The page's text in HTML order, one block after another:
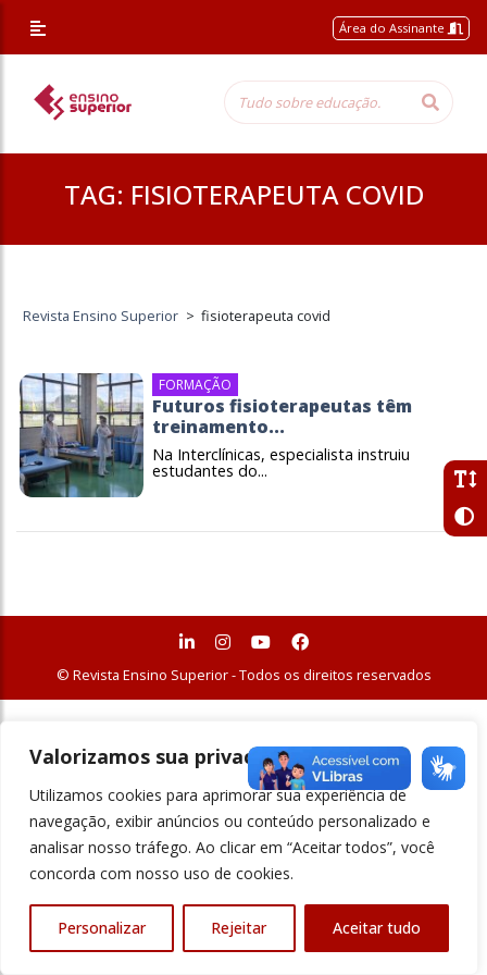
Valorizamos sua privacidade
Utilizamos cookies para aprimorar sua experiência de
navegação, exibir anúncios ou conteúdo personalizado e
analisar nosso tráfego. Ao clicar em “Aceitar todos”, você
concorda com nosso uso de cookies.
Personalizar Rejeitar Aceitar tudo
Área do Assinante
TAG: FISIOTERAPEUTA COVID
Revista Ensino Superior > fisioterapeuta covid
FORMAÇÃO
Futuros fisioterapeutas têm
treinamento...
Na Interclínicas, especialista instruiu
estudantes do...
© Revista Ensino Superior - Todos os direitos reservados